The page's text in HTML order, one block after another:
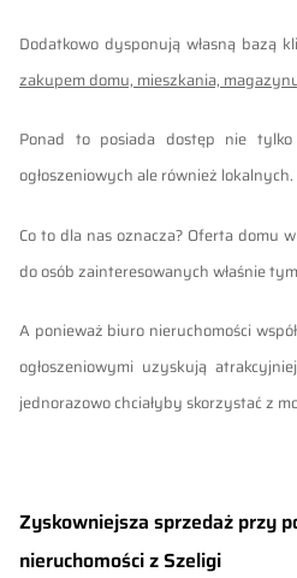
Dodatkowo dysponują własną bazą
zakupem domu, mieszkania,
Ponad to posiada dostęp nie
ogłoszeniowych ale również lokalnych.
Co to dla nas oznacza? Oferta domu
do osób zainteresowanych właśnie
A ponieważ biuro nieruchomości
ogłoszeniowymi uzyskują
jednorazowo chciałyby skorzystać z
Zyskowniejsza sprzedaż przy
nieruchomości z Szeligi